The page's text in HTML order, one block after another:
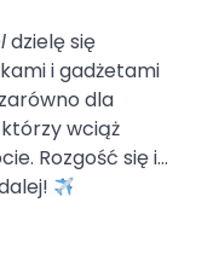
dzielę się
i gadżetami
dla
wciąż
Rozgość się i…